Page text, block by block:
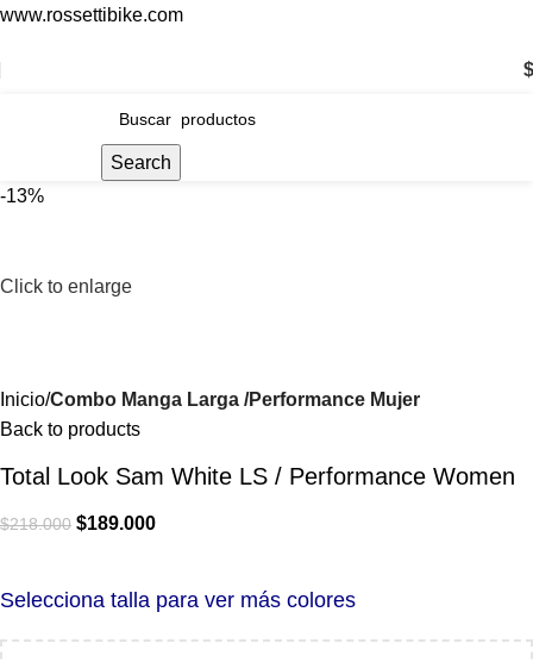
www.rossettibike.com
$
Search
-13%
Click to enlarge
Inicio Combo Manga Larga /Performance Mujer
Back to products
Total Look Sam White LS / Performance Women
$218.000 $189.000
Selecciona talla para ver más colores